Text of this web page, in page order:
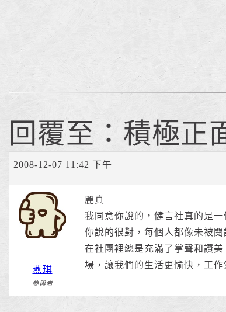
回覆至：積極正
2008-12-07 11:42 下午
燕琪
參與者
麗真
我同意你說的，健言社真的是
你說的很對，每個人都像未被
在社團裡總是充滿了掌聲和讚
場，讓我們的生活更愉快，工作